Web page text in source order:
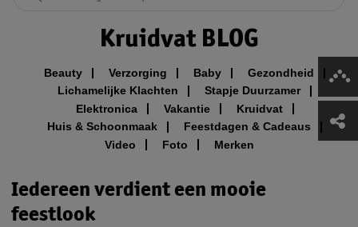
Kruidvat BLOG
Beauty Verzorging Baby
Gezondheid
Lichamelijke Klachten
Stapje Duurzamer
Elektronica
Vakantie
Kruidvat
Huis & Schoonmaak
Feestdagen & Cadeaus
Video
Foto Merken
Iedereen verdient een mooie
feestlook